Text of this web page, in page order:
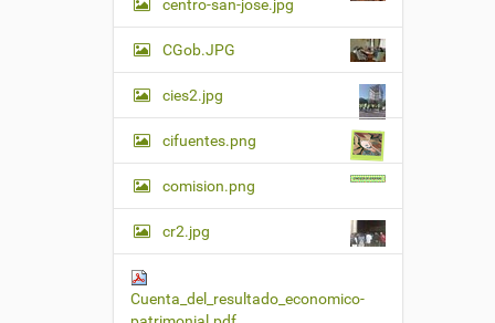
centro-san-jose.jpg
CGob.JPG
cies2.jpg
cifuentes.png
comision.png
cr2.jpg
Cuenta_del_resultado_economico-